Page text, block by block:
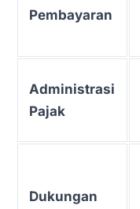
Pembayaran
Administrasi
Pajak
Dukungan